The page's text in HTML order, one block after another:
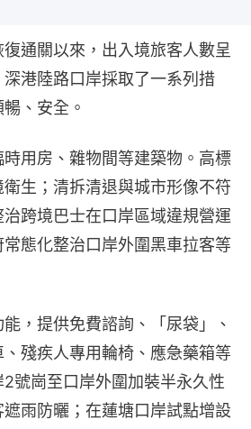
通關以來，出入境旅客人數呈
港陸路口岸採取了一系列措
、安全。
用房、雜物間等建築物。高標
生；清拆清退與城市形像不符
跨境巴士在口岸區域違規營運
態化整治口岸外圍黑車拉客等
，提供免費諮詢、「尿袋」、
殘疾人專用輪椅、應急藥箱等
號崗至口岸外圍加裝半永久性
雨防曬；在蓮塘口岸試點增設